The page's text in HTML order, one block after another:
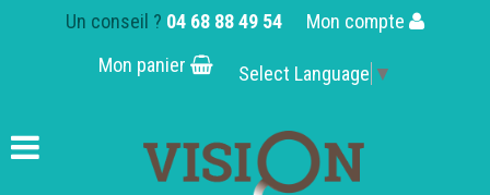
Un conseil ? 04 68 88 49 54
Mon compte
Mon panier
Select Language ▼